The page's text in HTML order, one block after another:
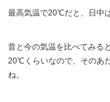
最高気温で20℃だと、日中
昔と今の気温を比べてみる
20℃くらいなので、そのあ
ね。